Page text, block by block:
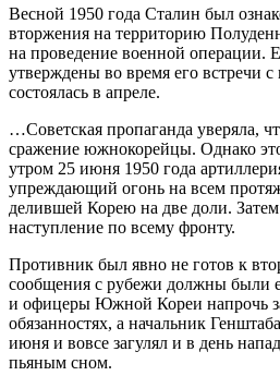
Весной 1950 года Сталин был
вторжения на территорию
на проведение военной операции.
утверждены во время его встречи
состоялась в апреле.
…Советская пропаганда уверяла,
сражение южнокорейцы. Однако
утром 25 июня 1950 года
упреждающий огонь на всем
делившей Корею на две доли.
наступление по всему фронту.
Противник был явно не готов к
сообщения с рубежи должны были
и офицеры Южной Кореи напрочь
обязанностях, а начальник
июня и вовсе загулял и в день
пьяным сном.